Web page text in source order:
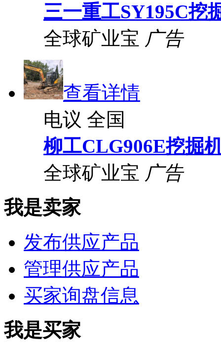
三一重工SY195C挖
全球矿业宝 广告
查看详情
电议 全国
柳工CLG906E挖掘
全球矿业宝 广告
我是卖家
发布供应产品
管理供应产品
买家询盘信息
我是买家